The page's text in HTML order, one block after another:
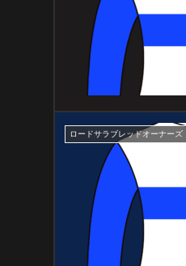
ロードサラブレッドオーナーズ